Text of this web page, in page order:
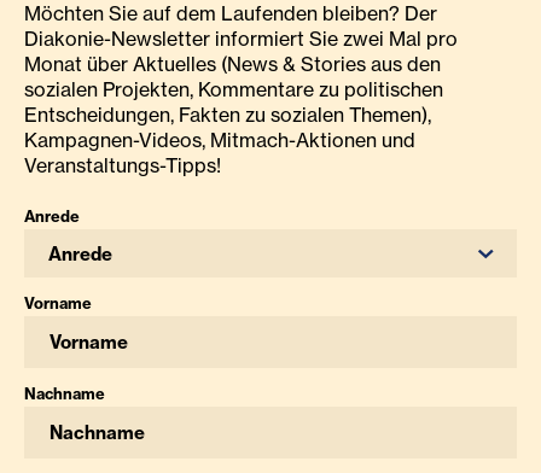
Möchten Sie auf dem Laufenden bleiben? Der
Diakonie-Newsletter informiert Sie zwei Mal pro
Monat über Aktuelles (News & Stories aus den
sozialen Projekten, Kommentare zu politischen
Entscheidungen, Fakten zu sozialen Themen),
Kampagnen-Videos, Mitmach-Aktionen und
Veranstaltungs-Tipps!
Anrede
Anrede
Vorname
Nachname